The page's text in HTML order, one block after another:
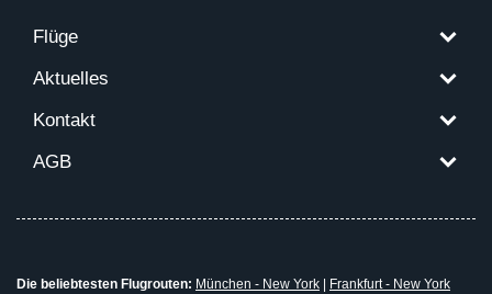
Flüge
Aktuelles
Kontakt
AGB
Die beliebtesten Flugrouten: München - New York
Frankfurt - New York